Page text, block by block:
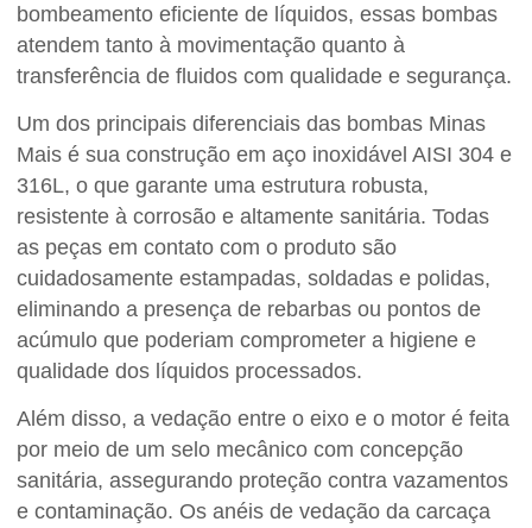
bombeamento eficiente de líquidos, essas bombas
atendem tanto à movimentação quanto à
transferência de fluidos com qualidade e segurança.
Um dos principais diferenciais das bombas Minas
Mais é sua construção em aço inoxidável AISI 304 e
316L, o que garante uma estrutura robusta,
resistente à corrosão e altamente sanitária. Todas
as peças em contato com o produto são
cuidadosamente estampadas, soldadas e polidas,
eliminando a presença de rebarbas ou pontos de
acúmulo que poderiam comprometer a higiene e
qualidade dos líquidos processados.
Além disso, a vedação entre o eixo e o motor é feita
por meio de um selo mecânico com concepção
sanitária, assegurando proteção contra vazamentos
e contaminação. Os anéis de vedação da carcaça